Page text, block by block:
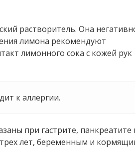
растворитель. Она
лимона рекомендуют
лимонного сока с кожей рук
к аллергии.
при гастрите, панкреатите
лет, беременным и